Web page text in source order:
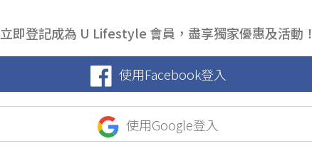
立即登記成為 U Lifestyle 會員，盡享獨家優惠及活動！
使用Facebook登入
使用Google登入